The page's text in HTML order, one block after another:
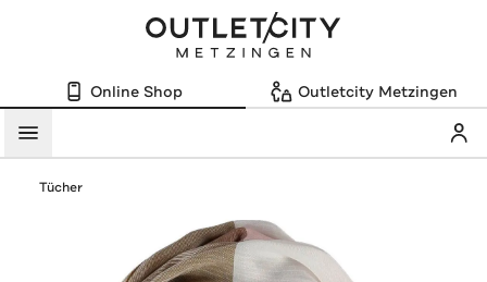
Online Shop Outletcity Metzingen
Menü
Tücher